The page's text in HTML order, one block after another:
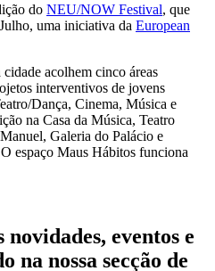
do NEU/NOW Festival, que
uma iniciativa da European
acolhem cinco áreas
interventivos de jovens
Dança, Cinema, Música e
na Casa da Música, Teatro
Galeria do Palácio e
espaço Maus Hábitos funciona
novidades, eventos e
na nossa secção de